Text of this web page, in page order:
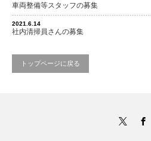
車両整備等スタッフの募集
2021.6.14
社内清掃員さんの募集
トップページに戻る